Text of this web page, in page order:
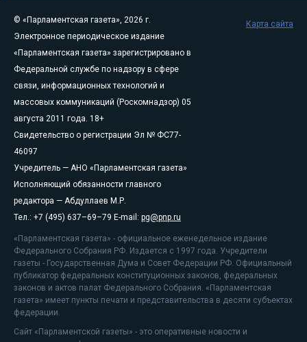
© «Парламентская газета», 2026 г.
Электронное периодическое издание
«Парламентская газета» зарегистрировано в
Федеральной службе по надзору в сфере
связи, информационных технологий и
массовых коммуникаций (Роскомнадзор) 05
августа 2011 года. 18+
Свидетельство о регистрации Эл № ФС77-
46097
Учредитель — АНО «Парламентская газета»
Исполняющий обязанности главного
редактора — Абдуллаев М.Р.
Тел.: +7 (495) 637–69–79 E-mail: pg@pnp.ru
«Парламентская газета» - официальное еженедельное издание
Федерального Собрания РФ. Издается с 1997 года. Учредители
газеты - Государственная Дума и Совет Федерации РФ. Официальный
публикатор федеральных конституционных законов, федеральных
законов и актов палат Федерального Собрания. «Парламентская
газета» имеет пункты печати и представительства в десяти субъектах
федерации.
Сайт «Парламентской газеты» - это оперативные новости и
Карта сайта